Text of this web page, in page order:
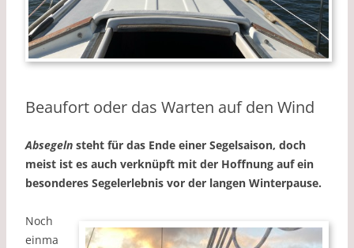
Beaufort oder das Warten auf den Wind
Absegeln steht für das Ende einer Segelsaison, doch
meist ist es auch verknüpft mit der Hoffnung auf ein
besonderes Segelerlebnis vor der langen Winterpause.
Noch
einma